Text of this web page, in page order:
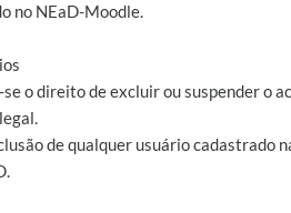
no NEaD-Moodle.
o direito de excluir ou suspender o
de qualquer usuário cadastrado